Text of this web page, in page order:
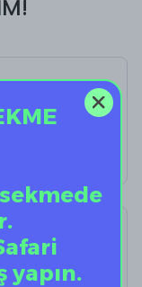
yapın.